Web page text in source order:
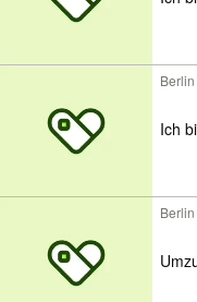
Berlin
Ich
Berlin